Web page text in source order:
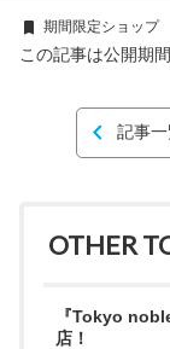
期間限定ショップ
この記事は公開期
記事
OTHER
『Tokyo
店！